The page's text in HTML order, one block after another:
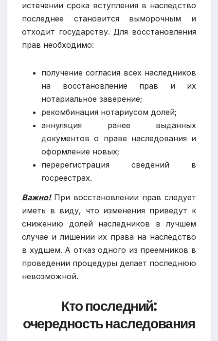
истечении срока вступления в наследство
последнее становится выморочным и
отходит государству. Для восстановления
прав необходимо:
получение согласия всех наследников
на восстановление прав и их
нотариальное заверение;
рекомбинация нотариусом долей;
аннуляция ранее выданных
документов о праве наследования и
оформление новых;
перерегистрация сведений в
госреестрах.
Важно!При восстановлении прав следует
иметь в виду, что изменения приведут к
снижению долей наследников в лучшем
случае и лишении их права на наследство
в худшем. А отказ одного из преемников в
проведении процедуры делает последнюю
невозможной.
Кто последний:
очередность наследования